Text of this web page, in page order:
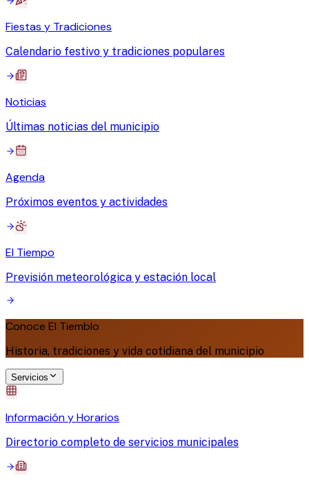
Fiestas y Tradiciones
Calendario festivo y tradiciones populares
Noticias
Últimas noticias del municipio
Agenda
Próximos eventos y actividades
El Tiempo
Previsión meteorológica y estación local
Conoce El Tiemblo
Historia, tradiciones y vida cotidiana del municipio
Servicios
Información y Horarios
Directorio completo de servicios municipales